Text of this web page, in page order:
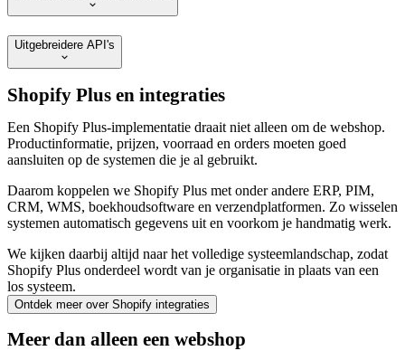
Uitgebreidere API's
Shopify Plus en integraties
Een Shopify Plus-implementatie draait niet alleen om de webshop.
Productinformatie, prijzen, voorraad en orders moeten goed
aansluiten op de systemen die je al gebruikt.
Daarom koppelen we Shopify Plus met onder andere ERP, PIM,
CRM, WMS, boekhoudsoftware en verzendplatformen. Zo wisselen
systemen automatisch gegevens uit en voorkom je handmatig werk.
We kijken daarbij altijd naar het volledige systeemlandschap, zodat
Shopify Plus onderdeel wordt van je organisatie in plaats van een
los systeem.
Ontdek meer over Shopify integraties
Meer dan alleen een webshop